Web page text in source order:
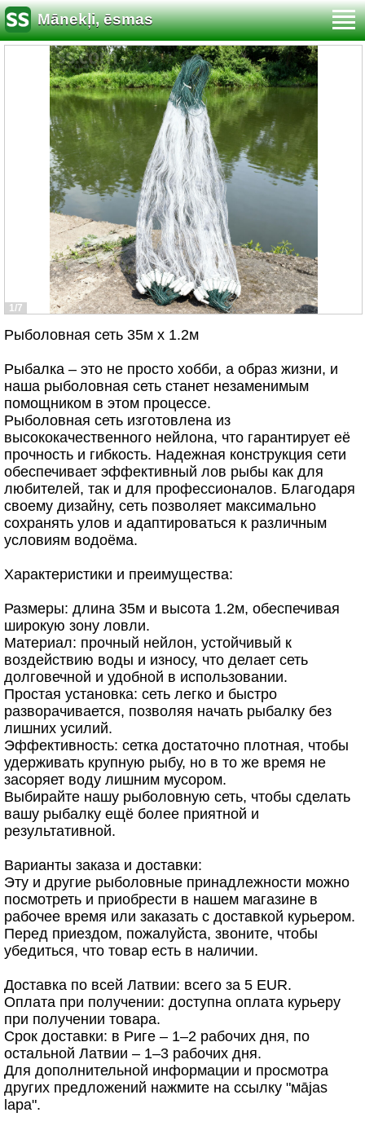
Mānekļi, ēsmas
1/7
Рыболовная сеть 35м x 1.2м
Рыбалка – это не просто хобби, а образ жизни, и
наша рыболовная сеть станет незаменимым
помощником в этом процессе.
Рыболовная сеть изготовлена из
высококачественного нейлона, что гарантирует её
прочность и гибкость. Надежная конструкция сети
обеспечивает эффективный лов рыбы как для
любителей, так и для профессионалов. Благодаря
своему дизайну, сеть позволяет максимально
сохранять улов и адаптироваться к различным
условиям водоёма.
Характеристики и преимущества:
Размеры: длина 35м и высота 1.2м, обеспечивая
широкую зону ловли.
Материал: прочный нейлон, устойчивый к
воздействию воды и износу, что делает сеть
долговечной и удобной в использовании.
Простая установка: сеть легко и быстро
разворачивается, позволяя начать рыбалку без
лишних усилий.
Эффективность: сетка достаточно плотная, чтобы
удерживать крупную рыбу, но в то же время не
засоряет воду лишним мусором.
Выбирайте нашу рыболовную сеть, чтобы сделать
вашу рыбалку ещё более приятной и
результативной.
Варианты заказа и доставки:
Эту и другие рыболовные принадлежности можно
посмотреть и приобрести в нашем магазине в
рабочее время или заказать с доставкой курьером.
Перед приездом, пожалуйста, звоните, чтобы
убедиться, что товар есть в наличии.
Доставка по всей Латвии: всего за 5 EUR.
Оплата при получении: доступна оплата курьеру
при получении товара.
Срок доставки: в Риге – 1–2 рабочих дня, по
остальной Латвии – 1–3 рабочих дня.
Для дополнительной информации и просмотра
других предложений нажмите на ссылку "мājas
lapa".